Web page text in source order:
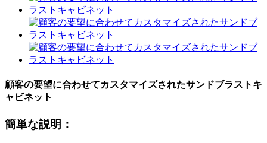
顧客の要望に合わせてカスタマイズされたサンドブラストキ
ャビネット
簡単な説明：